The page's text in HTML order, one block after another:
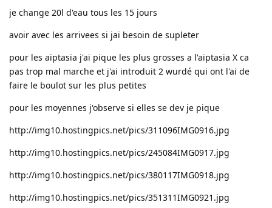
je change 20l d'eau tous les 15 jours
avoir avec les arrivees si jai besoin de supleter
pour les aiptasia j'ai pique les plus grosses a l'aiptasia X ca
pas trop mal marche et j'ai introduit 2 wurdé qui ont l'ai de
faire le boulot sur les plus petites
pour les moyennes j'observe si elles se dev je pique
http://img10.hostingpics.net/pics/311096IMG0916.jpg
http://img10.hostingpics.net/pics/245084IMG0917.jpg
http://img10.hostingpics.net/pics/380117IMG0918.jpg
http://img10.hostingpics.net/pics/351311IMG0921.jpg